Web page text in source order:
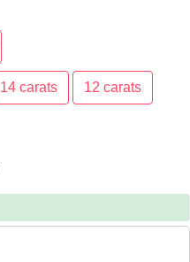
14 carats 12 carats